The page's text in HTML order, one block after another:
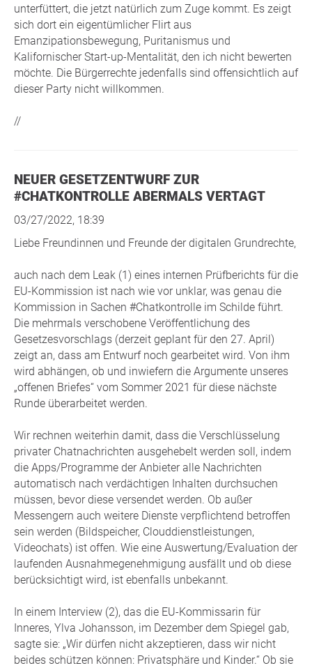
unterfüttert, die jetzt natürlich zum Zuge kommt. Es zeigt
sich dort ein eigentümlicher Flirt aus
Emanzipationsbewegung, Puritanismus und
Kalifornischer Start-up-Mentalität, den ich nicht bewerten
möchte. Die Bürgerrechte jedenfalls sind offensichtlich auf
dieser Party nicht willkommen.
//
NEUER GESETZENTWURF ZUR
#CHATKONTROLLE ABERMALS VERTAGT
03/27/2022, 18:39
Liebe Freundinnen und Freunde der digitalen Grundrechte,
auch nach dem Leak (1) eines internen Prüfberichts für die
EU-Kommission ist nach wie vor unklar, was genau die
Kommission in Sachen #Chatkontrolle im Schilde führt.
Die mehrmals verschobene Veröffentlichung des
Gesetzesvorschlags (derzeit geplant für den 27. April)
zeigt an, dass am Entwurf noch gearbeitet wird. Von ihm
wird abhängen, ob und inwiefern die Argumente unseres
„offenen Briefes“ vom Sommer 2021 für diese nächste
Runde überarbeitet werden.
Wir rechnen weiterhin damit, dass die Verschlüsselung
privater Chatnachrichten ausgehebelt werden soll, indem
die Apps/Programme der Anbieter alle Nachrichten
automatisch nach verdächtigen Inhalten durchsuchen
müssen, bevor diese versendet werden. Ob außer
Messengern auch weitere Dienste verpflichtend betroffen
sein werden (Bildspeicher, Clouddienstleistungen,
Videochats) ist offen. Wie eine Auswertung/Evaluation der
laufenden Ausnahmegenehmigung ausfällt und ob diese
berücksichtigt wird, ist ebenfalls unbekannt.
In einem Interview (2), das die EU-Kommissarin für
Inneres, Ylva Johansson, im Dezember dem Spiegel gab,
sagte sie: „Wir dürfen nicht akzeptieren, dass wir nicht
beides schützen können: Privatsphäre und Kinder.“ Ob sie